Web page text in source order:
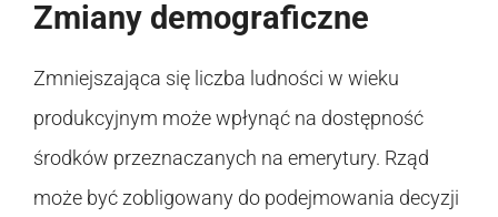
Zmiany demograficzne
Zmniejszająca się liczba ludności w wieku
produkcyjnym może wpłynąć na dostępność
środków przeznaczanych na emerytury. Rząd
może być zobligowany do podejmowania decyzji